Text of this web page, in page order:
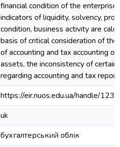
financial condition of the enterprise
indicators of liquidity, solvency,
condition, business activity are
basis of critical consideration of
of accounting and tax accounting
assets, the inconsistency of certain
regarding accounting and tax
https://eir.nuos.edu.ua/handle/
uk
бухгалтерський облік